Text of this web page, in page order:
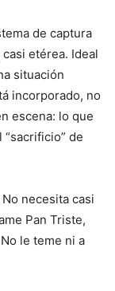
de captura
etérea. Ideal
situación
incorporado, no
escena: lo que
de
necesita casi
Pan Triste,
le teme ni a